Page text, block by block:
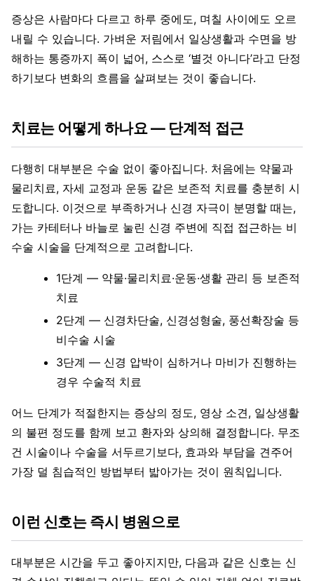
증상은 사람마다 다르고 하루 중에도, 며칠 사이에도 오르
내릴 수 있습니다. 가벼운 저림에서 일상생활과 수면을 방
해하는 통증까지 폭이 넓어, 스스로 ‘별것 아니다’라고 단정
하기보다 변화의 흐름을 살펴보는 것이 좋습니다.
치료는 어떻게 하나요 — 단계적 접근
다행히 대부분은 수술 없이 좋아집니다. 처음에는 약물과
물리치료, 자세 교정과 운동 같은 보존적 치료를 충분히 시
도합니다. 이것으로 부족하거나 신경 자극이 분명할 때는,
가는 카테터나 바늘로 눌린 신경 주변에 직접 접근하는 비
수술 시술을 단계적으로 고려합니다.
1단계 — 약물·물리치료·운동·생활 관리 등 보존적
치료
2단계 — 신경차단술, 신경성형술, 풍선확장술 등
비수술 시술
3단계 — 신경 압박이 심하거나 마비가 진행하는
경우 수술적 치료
어느 단계가 적절한지는 증상의 정도, 영상 소견, 일상생활
의 불편 정도를 함께 보고 환자와 상의해 결정합니다. 무조
건 시술이나 수술을 서두르기보다, 효과와 부담을 견주어
가장 덜 침습적인 방법부터 밟아가는 것이 원칙입니다.
이런 신호는 즉시 병원으로
대부분은 시간을 두고 좋아지지만, 다음과 같은 신호는 신